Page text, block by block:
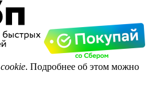
cookie. Подробнее об этом можно